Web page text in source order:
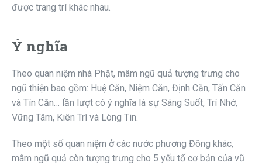
được trang trí khác nhau.
Ý nghĩa
Theo quan niệm nhà Phật, mâm ngũ quả tượng trưng cho
ngũ thiện bao gồm: Huệ Căn, Niệm Căn, Định Căn, Tấn Căn
và Tín Căn… lần lượt có ý nghĩa là sự Sáng Suốt, Trí Nhớ,
Vững Tâm, Kiên Trì và Lòng Tin.
Theo một số quan niệm ở các nước phương Đông khác,
mâm ngũ quả còn tượng trưng cho 5 yếu tố cơ bản của vũ